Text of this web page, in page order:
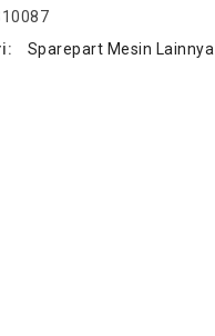
Sparepart Mesin Lainnya